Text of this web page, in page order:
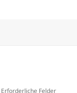
Erforderliche Felder